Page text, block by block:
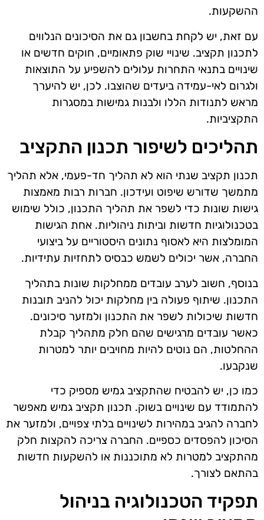
ההשקעות.
עם זאת, יש לקחת בחשבון גם את הסיכונים הנלווים
לתכנון תקציב. שינויי שוק פתאומיים, חוקים חדשים או
שינויים בתנאי התחרות עלולים להשפיע על התוצאות
ולגרום לאי-עמידה ביעדים שהוצבו. לכן, יש להיערך
מראש לתנודות הללו ולבנות גמישות במסגרות
התקציביות.
תהליכים לשיפור תכנון התקציב
תכנון תקציב שנתי הוא לא תהליך חד-פעמי, אלא תהליך
מתמשך שדורש שיפוט ועידכון. חברות רבות מאמצות
גישות שונות כדי לשפר את תהליך התכנון, כולל שימוש
בטכנולוגיות חדשות וביתות ניהוליות. אחת הגישות
המומלצות היא לאסוף נתונים היסטוריים על ביצועי
החברה, אשר יכולים לשמש כבסיס לתחזיות עתידיות.
בנוסף, חשוב לערב עובדים ממחלקות שונות בתהליך
התכנון. שיתוף פעולה בין מחלקות יכול להניב תובנות
חדשות שיכולות לשפר את התכנון ולמזער סיכונים.
כאשר עובדים מרגישים שהם חלק מתהליך קבלת
ההחלטות, הם נוטים להיות מחויבים יותר למטרות
שנקבעו.
כמו כן, יש להבטיח שהתקציב גמיש מספיק כדי
להתמודד עם שינויים בשוק. תכנון תקציב גמיש מאפשר
לחברה להגיב במהירות לשינויים בלתי צפויים, ולמזער את
הסיכון להפסדים כספיים. החברה צריכה להקצות חלק
מהתקציב למטרות לא מתוכננות או להשקעות חדשות
בהתאם לצורך.
תפקיד הטכנולוגיה בניהול